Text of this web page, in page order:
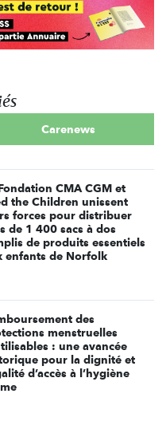
Carenews
CMA CGM et
the Children unissent
forces pour distribuer
de 1 400 sacs à dos
de produits essentiels
enfants de Norfolk
des
menstruelles
: une avancée
pour la dignité et
d’accès à l’hygiène